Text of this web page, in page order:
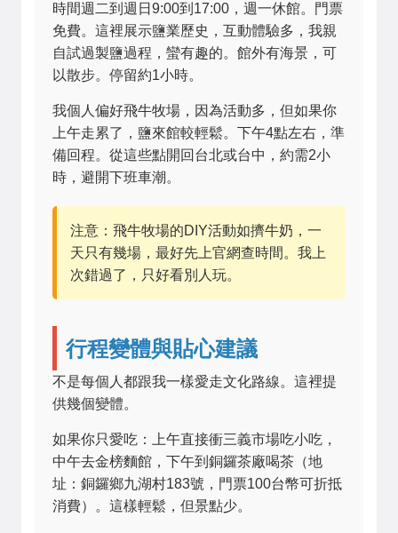
時間週二到週日9:00到17:00，週一休館。門票
免費。這裡展示鹽業歷史，互動體驗多，我親
自試過製鹽過程，蠻有趣的。館外有海景，可
以散步。停留約1小時。
我個人偏好飛牛牧場，因為活動多，但如果你
上午走累了，鹽來館較輕鬆。下午4點左右，準
備回程。從這些點開回台北或台中，約需2小
時，避開下班車潮。
注意：飛牛牧場的DIY活動如擠牛奶，一
天只有幾場，最好先上官網查時間。我上
次錯過了，只好看別人玩。
行程變體與貼心建議
不是每個人都跟我一樣愛走文化路線。這裡提
供幾個變體。
如果你只愛吃：上午直接衝三義市場吃小吃，
中午去金榜麵館，下午到銅鑼茶廠喝茶（地
址：銅鑼鄉九湖村183號，門票100台幣可折抵
消費）。這樣輕鬆，但景點少。